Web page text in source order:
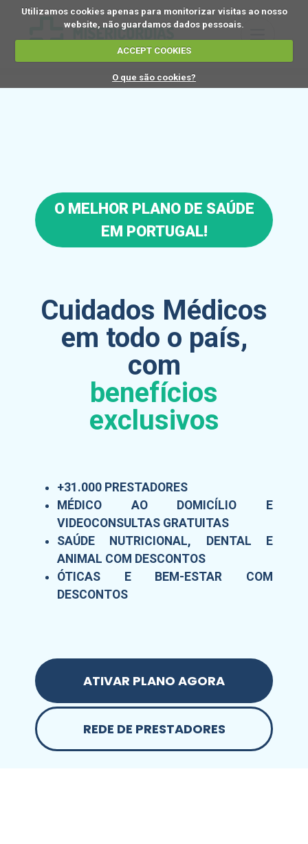
Utilizamos cookies apenas para monitorizar visitas ao nosso
website, não guardamos dados pessoais.
ACCEPT COOKIES
O que são cookies?
O MELHOR PLANO DE SAÚDE
EM PORTUGAL!
Cuidados Médicos
em todo o país,
com
benefícios
exclusivos
+31.000 PRESTADORES
MÉDICO AO DOMICÍLIO E
VIDEOCONSULTAS GRATUITAS
SAÚDE NUTRICIONAL, DENTAL E
ANIMAL COM DESCONTOS
ÓTICAS E BEM-ESTAR COM
DESCONTOS
ATIVAR PLANO AGORA
REDE DE PRESTADORES